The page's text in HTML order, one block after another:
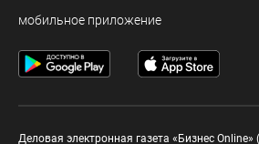
мобильное приложение
Деловая электронная газета «Бизнес Online»